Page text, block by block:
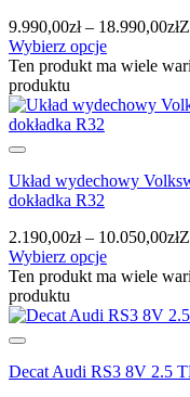
9.990,00zł – 18.990,00zł
Wybierz opcje
Ten produkt ma wiele
produktu
Układ wydechowy
dokładka R32
2.190,00zł – 10.050,00zł
Wybierz opcje
Ten produkt ma wiele
produktu
Decat Audi RS3 8V 2.5